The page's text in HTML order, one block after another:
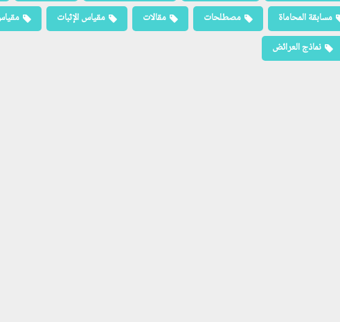
مسابقة المحاماة مصطلحات مقالات مقياس الإثبات
نماذج العرائض